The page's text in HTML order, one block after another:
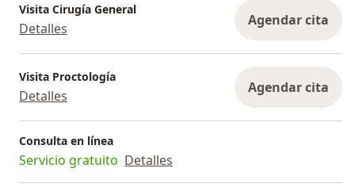
Visita Cirugía General
Detalles Agendar cita
Visita Proctología
Detalles Agendar cita
Consulta en línea
Servicio gratuito Detalles